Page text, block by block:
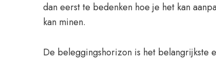
dan eerst te bedenken hoe je het kan
kan minen.
De beleggingshorizon is het belangrijkste